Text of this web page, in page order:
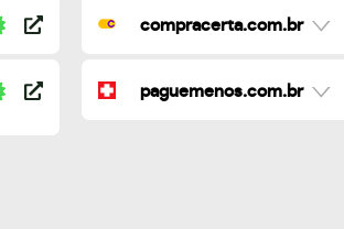
compracerta.com.br
paguemenos.com.br